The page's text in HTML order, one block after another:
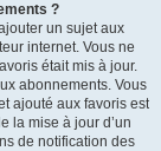
?
un sujet aux
internet. Vous ne
était mis à jour.
abonnements. Vous
ajouté aux favoris est
la mise à jour d’un
de notification des